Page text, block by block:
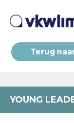
Terug
YOUNG